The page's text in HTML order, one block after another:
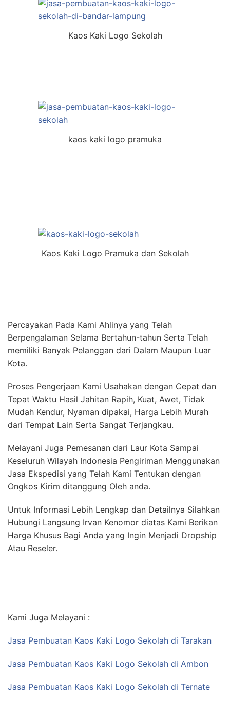
Kaos Kaki Logo Sekolah
kaos kaki logo pramuka
Kaos Kaki Logo Pramuka dan Sekolah
Percayakan Pada Kami Ahlinya yang Telah
Berpengalaman Selama Bertahun-tahun Serta Telah
memiliki Banyak Pelanggan dari Dalam Maupun Luar
Kota.
Proses Pengerjaan Kami Usahakan dengan Cepat dan
Tepat Waktu Hasil Jahitan Rapih, Kuat, Awet, Tidak
Mudah Kendur, Nyaman dipakai, Harga Lebih Murah
dari Tempat Lain Serta Sangat Terjangkau.
Melayani Juga Pemesanan dari Laur Kota Sampai
Keseluruh Wilayah Indonesia Pengiriman Menggunakan
Jasa Ekspedisi yang Telah Kami Tentukan dengan
Ongkos Kirim ditanggung Oleh anda.
Untuk Informasi Lebih Lengkap dan Detailnya Silahkan
Hubungi Langsung Irvan Kenomor diatas Kami Berikan
Harga Khusus Bagi Anda yang Ingin Menjadi Dropship
Atau Reseler.
Kami Juga Melayani :
Jasa Pembuatan Kaos Kaki Logo Sekolah di Tarakan
Jasa Pembuatan Kaos Kaki Logo Sekolah di Ambon
Jasa Pembuatan Kaos Kaki Logo Sekolah di Ternate